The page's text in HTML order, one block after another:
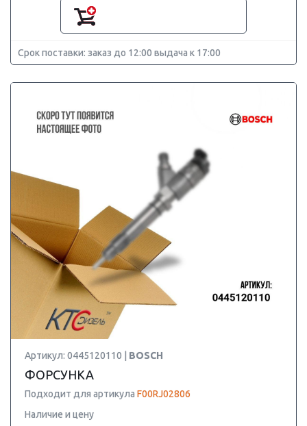
Срок поставки: заказ до 12:00 выдача к 17:00
Артикул: 0445120110 | BOSCH
ФОРСУНКА
Подходит для артикула F00RJ02806
Наличие и цену